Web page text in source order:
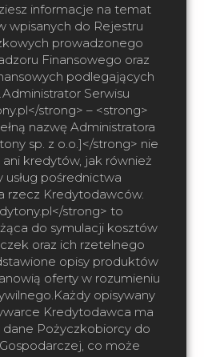
informacje na temat
wpisanych do Rejestru
prowadzonego
Finansowego oraz
podlegających
Serwisu
strong> – <strong>
nazwę Administratora
sp. z o.o.]</strong> nie
kredytów, jak również
usług pośrednictwa
rzecz Kredytodawców.
strong> to
do symulacji kosztów
oraz ich rzetelnego
opisy produktów
oferty w rozumieniu
opisywany
Kredytodawca ma
Pożyczkobiorcy do
co może